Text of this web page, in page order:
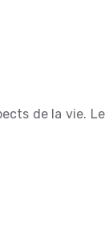
de la vie.